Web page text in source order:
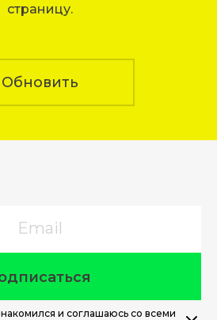
страницу.
Обновить
и соглашаюсь со всеми